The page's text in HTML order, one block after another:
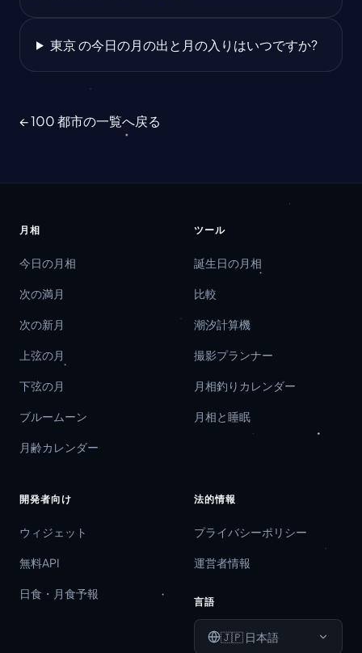
東京 の今日の月の出と月の入りはいつですか?
← 100 都市の一覧へ戻る
月相
今日の月相
次の満月
次の新月
上弦の月
下弦の月
ブルームーン
月齢カレンダー
ツール
誕生日の月相
比較
潮汐計算機
撮影プランナー
月相釣りカレンダー
月相と睡眠
開発者向け
ウィジェット
無料API
日食・月食予報
法的情報
プライバシーポリシー
運営者情報
言語
🇯🇵 日本語